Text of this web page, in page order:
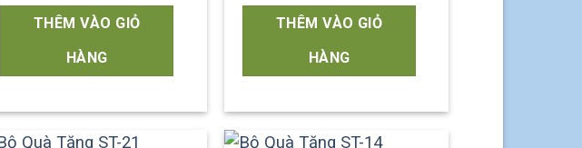
THÊM VÀO GIỎ
HÀNG
THÊM VÀO GIỎ
HÀNG